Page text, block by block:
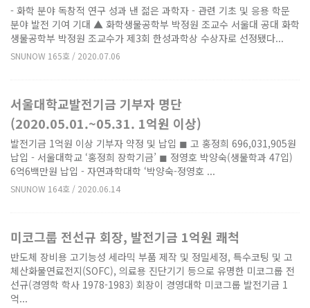
- 화학 분야 독창적 연구 성과 낸 젊은 과학자 - 관련 기초 및 응용 학문
분야 발전 기여 기대 ▲ 화학생물공학부 박정원 조교수 서울대 공대 화학
생물공학부 박정원 조교수가 제3회 한성과학상 수상자로 선정됐다...
SNUNOW 165호 / 2020.07.06
서울대학교발전기금 기부자 명단
(2020.05.01.~05.31. 1억원 이상)
발전기금 1억원 이상 기부자 약정 및 납입 ◼ 고 홍정희 696,031,905원
납입 - 서울대학교 ‘홍정희 장학기금’ ◼ 정영호 박양숙(생물학과 47입)
6억6백만원 납입 - 자연과학대학 ‘박양숙-정영호 ...
SNUNOW 164호 / 2020.06.14
미코그룹 전선규 회장, 발전기금 1억원 쾌척
반도체 장비용 고기능성 세라믹 부품 제작 및 정밀세정, 특수코팅 및 고
체산화물연료전지(SOFC), 의료용 진단기기 등으로 유명한 미코그룹 전
선규(경영학 학사 1978-1983) 회장이 경영대학 미코그룹 발전기금 1
억...